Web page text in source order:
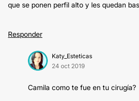
que se ponen perfil alto y les quedan
Responder
Katy_Esteticas
24 oct 2019
Camila como te fue en tu cirugía?